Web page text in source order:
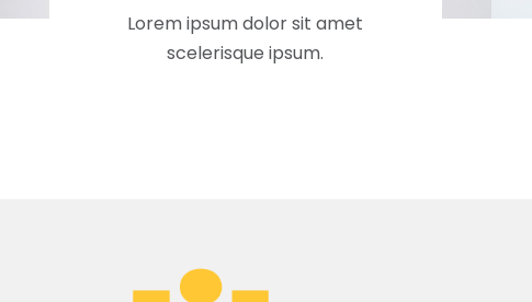
Lorem ipsum dolor sit amet
scelerisque ipsum.